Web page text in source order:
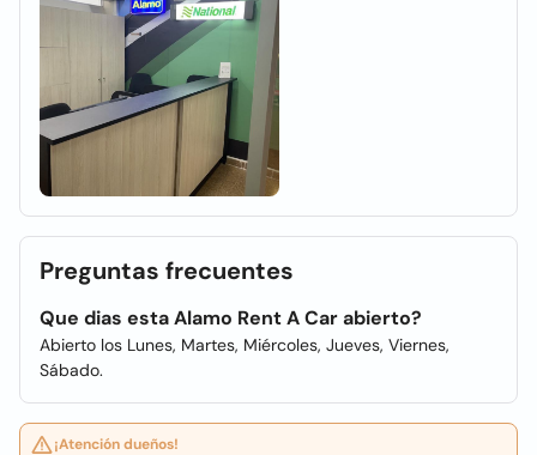
Preguntas frecuentes
Que dias esta Alamo Rent A Car abierto?
Abierto los Lunes, Martes, Miércoles, Jueves, Viernes,
Sábado.
¡Atención dueños!